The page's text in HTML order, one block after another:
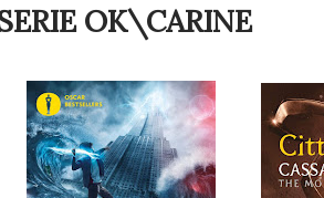
OK\CARINE